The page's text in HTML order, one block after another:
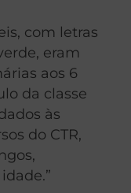
com letras
eram
aos 6
da classe
às
do CTR,